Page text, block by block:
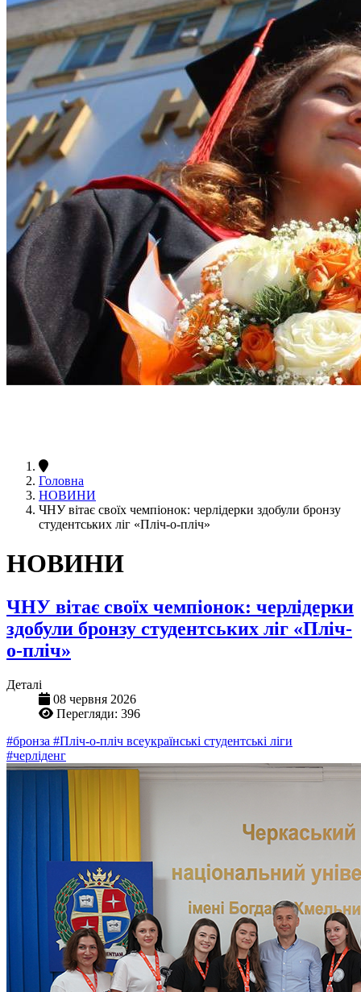
Головна
НОВИНИ
ЧНУ вітає своїх чемпіонок: черлідерки здобули бронзу
студентських ліг «Пліч-о-пліч»
НОВИНИ
ЧНУ вітає своїх чемпіонок: черлідерки
здобули бронзу студентських ліг «Пліч-
о-пліч»
Деталі
08 червня 2026
Перегляди: 396
#бронза #Пліч-о-пліч всеукраїнські студентські ліги
#черліденг